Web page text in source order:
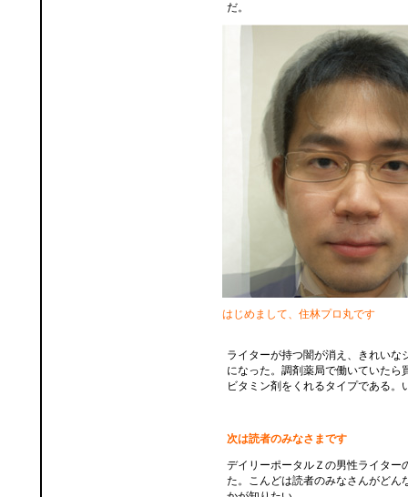
だ。
はじめまして、住林プロ丸です
ライターが持つ闇が消え、きれいな
になった。調剤薬局で働いていたら
ビタミン剤をくれるタイプである。
次は読者のみなさまです
デイリーポータルＺの男性ライター
た。こんどは読者のみなさんがどん